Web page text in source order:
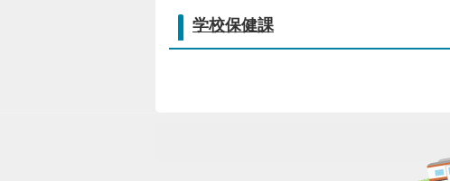
学校保健課